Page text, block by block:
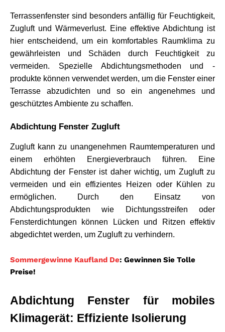
Terrassenfenster sind besonders anfällig für Feuchtigkeit,
Zugluft und Wärmeverlust. Eine effektive Abdichtung ist
hier entscheidend, um ein komfortables Raumklima zu
gewährleisten und Schäden durch Feuchtigkeit zu
vermeiden. Spezielle Abdichtungsmethoden und -
produkte können verwendet werden, um die Fenster einer
Terrasse abzudichten und so ein angenehmes und
geschütztes Ambiente zu schaffen.
Abdichtung Fenster Zugluft
Zugluft kann zu unangenehmen Raumtemperaturen und
einem erhöhten Energieverbrauch führen. Eine
Abdichtung der Fenster ist daher wichtig, um Zugluft zu
vermeiden und ein effizientes Heizen oder Kühlen zu
ermöglichen. Durch den Einsatz von
Abdichtungsprodukten wie Dichtungsstreifen oder
Fensterdichtungen können Lücken und Ritzen effektiv
abgedichtet werden, um Zugluft zu verhindern.
Sommergewinne Kaufland De: Gewinnen Sie Tolle
Preise!
Abdichtung Fenster für mobiles
Klimagerät: Effiziente Isolierung